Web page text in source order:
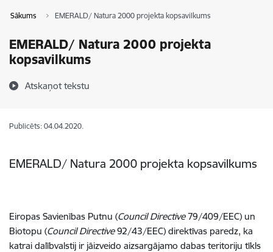
Sākums EMERALD/ Natura 2000 projekta kopsavilkums
EMERALD/ Natura 2000 projekta
kopsavilkums
Atskaņot tekstu
Publicēts: 04.04.2020.
EMERALD/ Natura 2000 projekta kopsavilkums
Eiropas Savienības Putnu (Council Directive79/409/EEC) un
Biotopu (Council Directive92/43/EEC) direktīvas paredz, ka
katrai dalībvalstij ir jāizveido aizsargājamo dabas teritoriju tīkls